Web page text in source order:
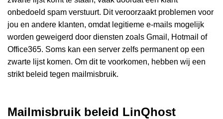
onbedoeld spam verstuurt. Dit veroorzaakt problemen voor
jou en andere klanten, omdat legitieme e-mails mogelijk
worden geweigerd door diensten zoals Gmail, Hotmail of
Office365. Soms kan een server zelfs permanent op een
zwarte lijst komen. Om dit te voorkomen, hebben wij een
strikt beleid tegen mailmisbruik.
Mailmisbruik beleid LinQhost